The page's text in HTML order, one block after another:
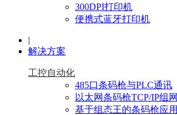
300DPI打印机
便携式蓝牙打印机
|
解决方案
工控自动化
485口条码枪与PLC通讯
以太网条码枪TCP/IP组网
基于组态王的条码枪应用